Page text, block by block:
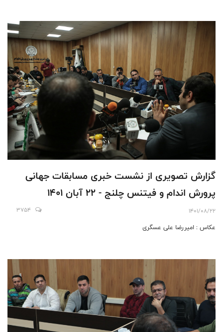
گزارش تصویری از نشست خبری مسابقات جهانی
پرورش اندام و فیتنس چلنج - 22 آبان 1401
1401/08/22
3754
عکاس : امیررضا علی عسگری